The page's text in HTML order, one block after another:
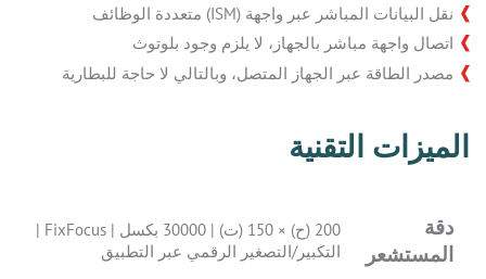
نقل البيانات المباشر عبر واجهة (ISM) متعددة الوظائف
اتصال واجهة مباشر بالجهاز، لا يلزم وجود بلوتوث
مصدر الطاقة عبر الجهاز المتصل، وبالتالي لا حاجة للبطارية
الميزات التقنية
دقة
المستشعر
200 (ح) × 150 (ت) | 30000 بكسل | FixFocus |
التكبير/التصغير الرقمي عبر التطبيق